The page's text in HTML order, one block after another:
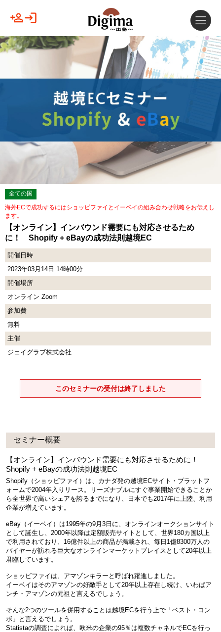
全ての国
海外ECで成功するにはショッピファイとイーベイの組み合わせ戦略をお伝えし
ます。
【オンライン】インバウンド需要にも対応させるため
に！ Shopify + eBayの成功法則越境EC
開催日時
2023年03月14日 14時00分
開催場所
オンライン Zoom
参加費
無料
主催
ジェイグラブ株式会社
このセミナーの受付は終了しました
セミナー概要
【オンライン】インバウンド需要にも対応させるために！
Shopify + eBayの成功法則越境EC
Shopify（ショッピファイ）は、カナダ発の越境ECサイト・プラットフ
ォームで2004年入りリース。リーズナブルにすぐ事業開始できることか
ら全世界で高いシェアを誇るまでになり、日本でも2017年に上陸、利用
企業が増えています。
eBay（イーベイ）は1995年の9月3日に、オンラインオークションサイト
として誕生し、2000年以降は定額販売サイトとして、世界180カ国以上
で利用されており、16億件以上の商品が掲載され、毎日1億8300万人の
バイヤーが訪れる巨大なオンラインマーケットプレイスとして20年以上
君臨しています。
ショッピファイは、アマゾンキラーと呼ばれ躍進しました。
イーベイはそのアマゾンの好敵手として20年以上存在し続け、いわばア
ンチ・アマゾンの元祖と言えるでしょう。
そんな2つのツールを併用することは越境ECを行う上で「ベスト・コン
ボ」と言えるでしょう。
Statistaの調査によれば、欧米の企業の95％は複数チャネルでECを行っ